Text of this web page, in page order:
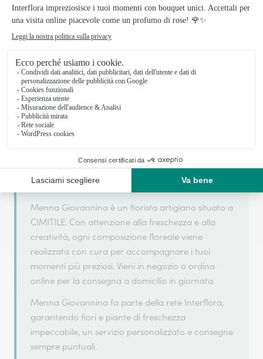
Il tuo fiorista artigiano a CIMITILE
Menna Giovannina si basa sulla sua partnership
riferimento, per garantirti un servizio di qualità.
Menna Giovannina è un fiorista artigiano situato a
CIMITILE. Con attenzione alla freschezza e alla
creatività, ogni composizione floreale viene
realizzata con cura per accompagnare i tuoi
momenti più preziosi. Vieni in negozio o ordina
online per la consegna a domicilio in giornata.
Menna Giovannina fa parte della rete Interflora,
garantendo fiori e piante di freschezza
impeccabile, un servizio personalizzato e consegne
sempre puntuali.